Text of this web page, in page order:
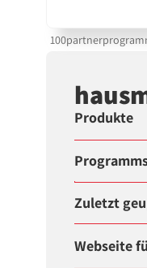
Produkte
Zuletzt
Webseite